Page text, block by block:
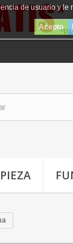
de usuario y
Acepto